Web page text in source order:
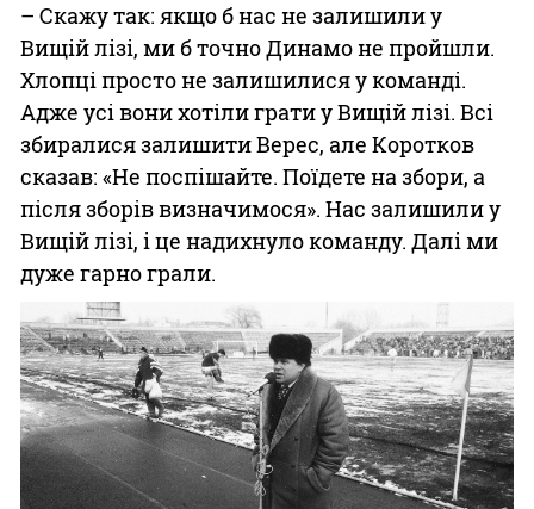
– Скажу так: якщо б нас не залишили у
Вищій лізі, ми б точно Динамо не пройшли.
Хлопці просто не залишилися у команді.
Адже усі вони хотіли грати у Вищій лізі. Всі
збиралися залишити Верес, але Коротков
сказав: «Не поспішайте. Поїдете на збори, а
після зборів визначимося». Нас залишили у
Вищій лізі, і це надихнуло команду. Далі ми
дуже гарно грали.